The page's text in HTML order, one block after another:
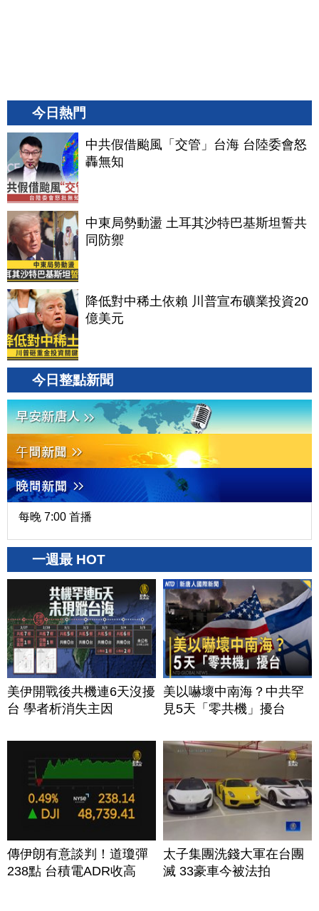
今日熱門
中共假借颱風「交管」台海 台陸委會怒
轟無知
中東局勢動盪 土耳其沙特巴基斯坦誓共
同防禦
降低對中稀土依賴 川普宣布礦業投資20
億美元
今日整點新聞
每晚 7:00 首播
一週最 HOT
美伊開戰後共機連6天沒擾
台 學者析消失主因
美以嚇壞中南海？中共罕
見5天「零共機」擾台
傳伊朗有意談判！道瓊彈
238點 台積電ADR收高
太子集團洗錢大軍在台團
滅 33豪車今被法拍